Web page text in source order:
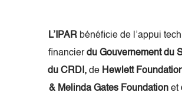
L’IPARbénéficie de l’appui
financierdu Gouvernement du
du CRDI, de Hewlett
& Melinda Gates Foundation et